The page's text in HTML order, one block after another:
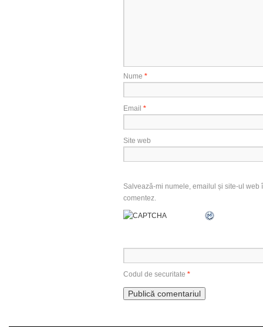
Nume *
Email *
Site web
Salvează-mi numele, emailul și site-ul
comentez.
Codul de securitate *